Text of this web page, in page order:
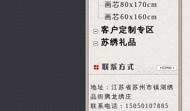
画芯80x170cm
画芯60x160cm
客户定制专区
苏绣礼品
地址：江苏省苏州市镇湖绣
品街腾龙绣庄
联系电话：15050107885